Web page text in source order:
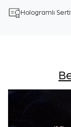
Hologramlı